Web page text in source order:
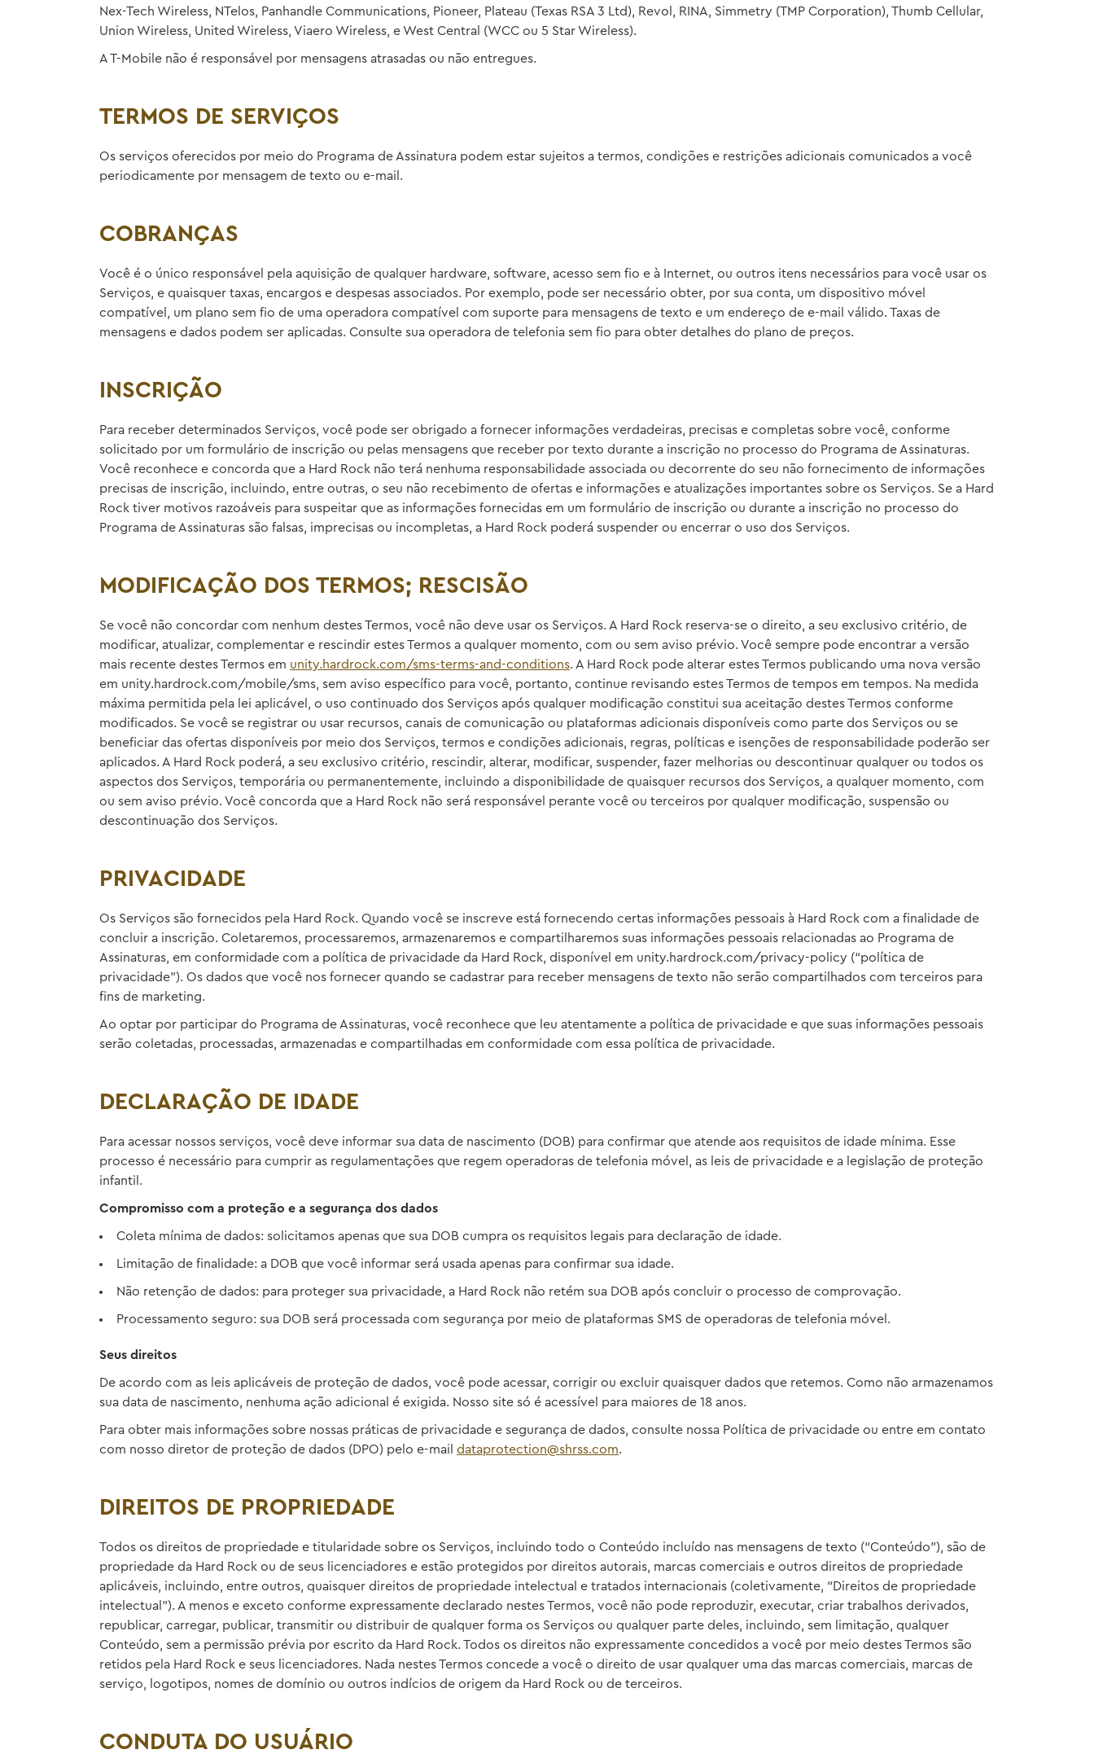
Nex-Tech Wireless, NTelos, Panhandle Communications, Pioneer, Plateau (Texas RSA 3 Ltd), Revol, RINA, Simmetry (TMP Corporation), Thumb Cellular,
Union Wireless, United Wireless, Viaero Wireless, e West Central (WCC ou 5 Star Wireless).
A T-Mobile não é responsável por mensagens atrasadas ou não entregues.
TERMOS DE SERVIÇOS
Os serviços oferecidos por meio do Programa de Assinatura podem estar sujeitos a termos, condições e restrições adicionais comunicados a você
periodicamente por mensagem de texto ou e-mail.
COBRANÇAS
Você é o único responsável pela aquisição de qualquer hardware, software, acesso sem fio e à Internet, ou outros itens necessários para você usar os
Serviços, e quaisquer taxas, encargos e despesas associados. Por exemplo, pode ser necessário obter, por sua conta, um dispositivo móvel
compatível, um plano sem fio de uma operadora compatível com suporte para mensagens de texto e um endereço de e-mail válido. Taxas de
mensagens e dados podem ser aplicadas. Consulte sua operadora de telefonia sem fio para obter detalhes do plano de preços.
INSCRIÇÃO
Para receber determinados Serviços, você pode ser obrigado a fornecer informações verdadeiras, precisas e completas sobre você, conforme
solicitado por um formulário de inscrição ou pelas mensagens que receber por texto durante a inscrição no processo do Programa de Assinaturas.
Você reconhece e concorda que a Hard Rock não terá nenhuma responsabilidade associada ou decorrente do seu não fornecimento de informações
precisas de inscrição, incluindo, entre outras, o seu não recebimento de ofertas e informações e atualizações importantes sobre os Serviços. Se a Hard
Rock tiver motivos razoáveis para suspeitar que as informações fornecidas em um formulário de inscrição ou durante a inscrição no processo do
Programa de Assinaturas são falsas, imprecisas ou incompletas, a Hard Rock poderá suspender ou encerrar o uso dos Serviços.
MODIFICAÇÃO DOS TERMOS; RESCISÃO
Se você não concordar com nenhum destes Termos, você não deve usar os Serviços. A Hard Rock reserva-se o direito, a seu exclusivo critério, de
modificar, atualizar, complementar e rescindir estes Termos a qualquer momento, com ou sem aviso prévio. Você sempre pode encontrar a versão
mais recente destes Termos em unity.hardrock.com/sms-terms-and-conditions. A Hard Rock pode alterar estes Termos publicando uma nova versão
em unity.hardrock.com/mobile/sms, sem aviso específico para você, portanto, continue revisando estes Termos de tempos em tempos. Na medida
máxima permitida pela lei aplicável, o uso continuado dos Serviços após qualquer modificação constitui sua aceitação destes Termos conforme
modificados. Se você se registrar ou usar recursos, canais de comunicação ou plataformas adicionais disponíveis como parte dos Serviços ou se
beneficiar das ofertas disponíveis por meio dos Serviços, termos e condições adicionais, regras, políticas e isenções de responsabilidade poderão ser
aplicados. A Hard Rock poderá, a seu exclusivo critério, rescindir, alterar, modificar, suspender, fazer melhorias ou descontinuar qualquer ou todos os
aspectos dos Serviços, temporária ou permanentemente, incluindo a disponibilidade de quaisquer recursos dos Serviços, a qualquer momento, com
ou sem aviso prévio. Você concorda que a Hard Rock não será responsável perante você ou terceiros por qualquer modificação, suspensão ou
descontinuação dos Serviços.
PRIVACIDADE
Os Serviços são fornecidos pela Hard Rock. Quando você se inscreve está fornecendo certas informações pessoais à Hard Rock com a finalidade de
concluir a inscrição. Coletaremos, processaremos, armazenaremos e compartilharemos suas informações pessoais relacionadas ao Programa de
Assinaturas, em conformidade com a política de privacidade da Hard Rock, disponível em unity.hardrock.com/privacy-policy (“política de
privacidade”). Os dados que você nos fornecer quando se cadastrar para receber mensagens de texto não serão compartilhados com terceiros para
fins de marketing.
Ao optar por participar do Programa de Assinaturas, você reconhece que leu atentamente a política de privacidade e que suas informações pessoais
serão coletadas, processadas, armazenadas e compartilhadas em conformidade com essa política de privacidade.
DECLARAÇÃO DE IDADE
Para acessar nossos serviços, você deve informar sua data de nascimento (DOB) para confirmar que atende aos requisitos de idade mínima. Esse
processo é necessário para cumprir as regulamentações que regem operadoras de telefonia móvel, as leis de privacidade e a legislação de proteção
infantil.
Compromisso com a proteção e a segurança dos dados
Coleta mínima de dados: solicitamos apenas que sua DOB cumpra os requisitos legais para declaração de idade.
Limitação de finalidade: a DOB que você informar será usada apenas para confirmar sua idade.
Não retenção de dados: para proteger sua privacidade, a Hard Rock não retém sua DOB após concluir o processo de comprovação.
Processamento seguro: sua DOB será processada com segurança por meio de plataformas SMS de operadoras de telefonia móvel.
Seus direitos
De acordo com as leis aplicáveis de proteção de dados, você pode acessar, corrigir ou excluir quaisquer dados que retemos. Como não armazenamos
sua data de nascimento, nenhuma ação adicional é exigida. Nosso site só é acessível para maiores de 18 anos.
Para obter mais informações sobre nossas práticas de privacidade e segurança de dados, consulte nossa Política de privacidade ou entre em contato
com nosso diretor de proteção de dados (DPO) pelo e-mail dataprotection@shrss.com.
DIREITOS DE PROPRIEDADE
Todos os direitos de propriedade e titularidade sobre os Serviços, incluindo todo o Conteúdo incluído nas mensagens de texto (“Conteúdo”), são de
propriedade da Hard Rock ou de seus licenciadores e estão protegidos por direitos autorais, marcas comerciais e outros direitos de propriedade
aplicáveis, incluindo, entre outros, quaisquer direitos de propriedade intelectual e tratados internacionais (coletivamente, “Direitos de propriedade
intelectual”). A menos e exceto conforme expressamente declarado nestes Termos, você não pode reproduzir, executar, criar trabalhos derivados,
republicar, carregar, publicar, transmitir ou distribuir de qualquer forma os Serviços ou qualquer parte deles, incluindo, sem limitação, qualquer
Conteúdo, sem a permissão prévia por escrito da Hard Rock. Todos os direitos não expressamente concedidos a você por meio destes Termos são
retidos pela Hard Rock e seus licenciadores. Nada nestes Termos concede a você o direito de usar qualquer uma das marcas comerciais, marcas de
serviço, logotipos, nomes de domínio ou outros indícios de origem da Hard Rock ou de terceiros.
CONDUTA DO USUÁRIO